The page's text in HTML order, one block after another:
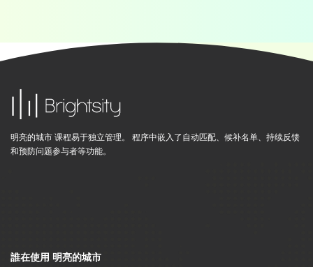
明亮的城市 课程易于独立管理。 程序中嵌入了自动匹配、候补名单、持续反馈
和预防问题参与者等功能。
誰在使用 明亮的城市